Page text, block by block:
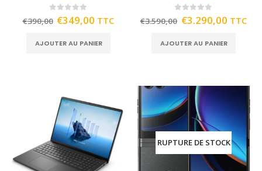
out of 5
€390,00 €349,00 TTC
AJOUTER AU PANIER
out of 5
€3.590,00 €3.290,00 TTC
AJOUTER AU PANIER
RUPTURE DE STOCK